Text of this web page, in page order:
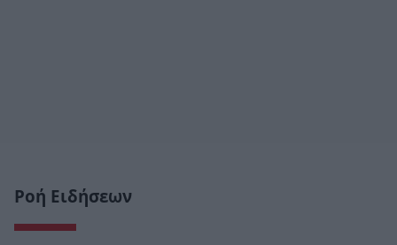
Ροή Ειδήσεων